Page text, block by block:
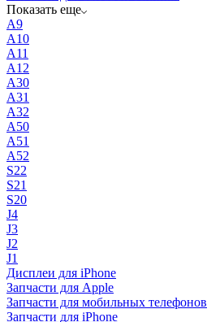
Показать еще
A9
A10
A11
A12
A30
A31
A32
A50
A51
A52
S22
S21
S20
J4
J3
J2
J1
Дисплеи для iPhone
Запчасти для Apple
Запчасти для мобильных телефонов
Запчасти для iPhone